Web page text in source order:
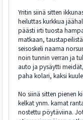
Yritin siinä sitten
heiluttas kurkkua
päästi irti tuosta
matkaan,
seisoskeli naama
noin tunnin verran ja
auto ja pysäytti
paha kolari, kaksi
No siinä sitten pienen
kelkat ynm. kamat
nostettu pöytäviina.